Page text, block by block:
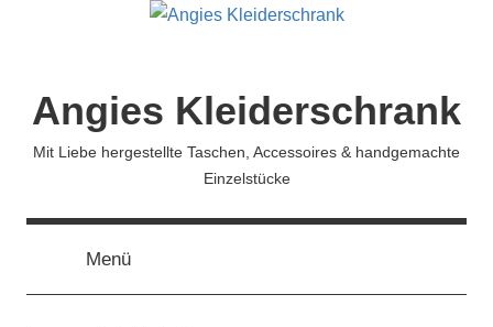
Angies Kleiderschrank
Mit Liebe hergestellte Taschen, Accessoires & handgemachte
Einzelstücke
Menü